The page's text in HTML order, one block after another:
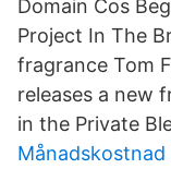
Domain Cos
Project In The
fragrance Tom
releases a new
in the Private